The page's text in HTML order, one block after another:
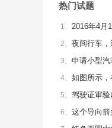
热门试题
1、 2016年4月
2、 夜间行车，
3、 申请小型汽
4、 如图所示，
5、 驾驶证审验
6、 这个导向箭